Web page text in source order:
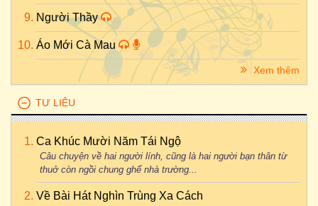
Người Thầy
Áo Mới Cà Mau
Xem thêm
TƯ LIỆU
Ca Khúc Mười Năm Tái Ngộ
Câu chuyện về hai người lính, cũng là hai người bạn thân từ
thuở còn ngồi chung ghế nhà trường...
Về Bài Hát Nghìn Trùng Xa Cách